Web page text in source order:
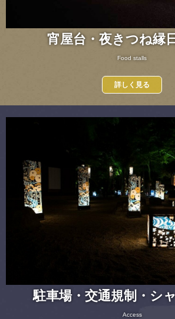
宵屋台・夜きつね縁日
Food stalls
詳しく見る
駐車場・交通規制・シ
Access